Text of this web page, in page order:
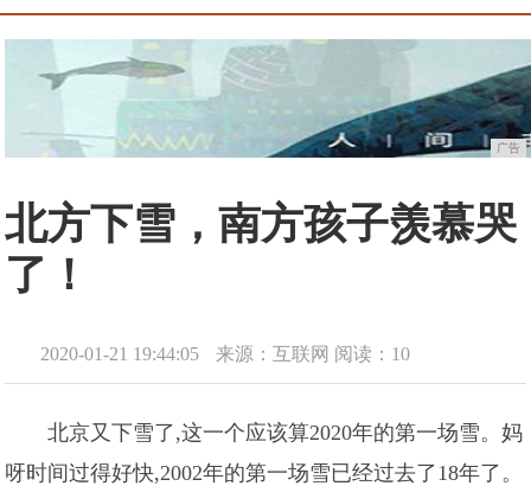
广告
北方下雪，南方孩子羡慕哭
了！
2020-01-21 19:44:05 来源：互联网 阅读：10
北京又下雪了,这一个应该算2020年的第一场雪。妈
呀时间过得好快,2002年的第一场雪已经过去了18年了。